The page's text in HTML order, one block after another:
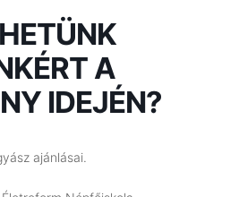
A
IDEJÉN?
ajánlásai.